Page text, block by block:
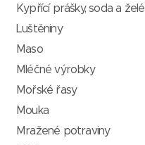
Kypřící prášky, soda a želé
Luštěniny
Maso
Mléčné výrobky
Mořské řasy
Mouka
Mražené potraviny